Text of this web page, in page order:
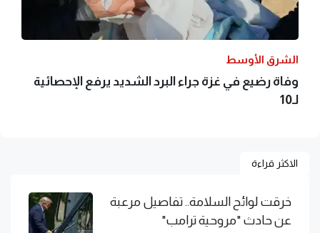
الشرق الأوسط
وفاة رضيع في غزة جراء البرد الشديد يرفع الإحصائية
لـ10
الاكثر قراءة
خرقت لوائح السلامة.. تفاصيل مرعبة
عن حادث "مروحية ترامب"